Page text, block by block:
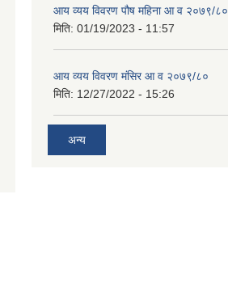
आय व्यय विवरण पौष महिना आ व २०७९/८०
मिति: 01/19/2023 - 11:57
आय व्यय विवरण मंसिर आ व २०७९/८०
मिति: 12/27/2022 - 15:26
अन्य